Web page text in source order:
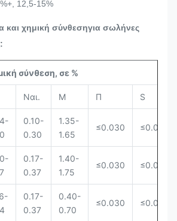
%+, 12,5-15%
και χημική σύνθεσηγια σωλήνες
:
σύνθεση, σε %
Ναι. Μ Π S
0.10-
0.30
1.35-
1.65
≤0.030 ≤0.030
0.17-
0.37
1.40-
1.75
≤0.030 ≤0.030
0.17-
0.37
0.40-
0.70
≤0.030 ≤0.030